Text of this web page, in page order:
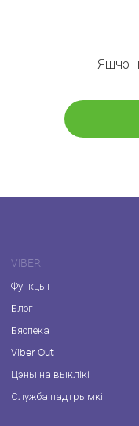
Яшчэ
VIBER
Функцыі
Блог
Бяспека
Viber Out
Цэны на выклікі
Служба падтрымкі